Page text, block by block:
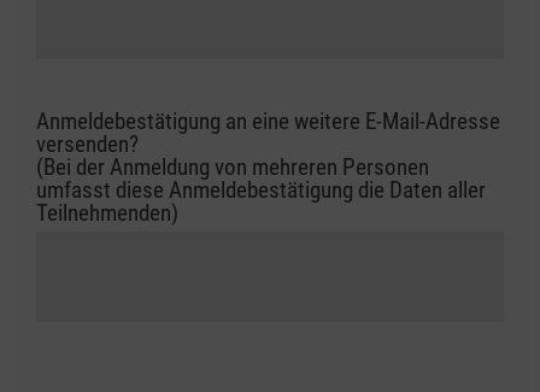
Anmeldebestätigung an eine weitere E-Mail-Adresse
versenden?
(Bei der Anmeldung von mehreren Personen
umfasst diese Anmeldebestätigung die Daten aller
Teilnehmenden)